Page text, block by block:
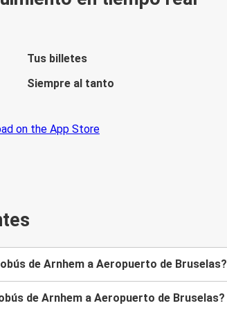
Tus billetes
Siempre al tanto
de Arnhem a Aeropuerto de Bruselas?
de Arnhem a Aeropuerto de Bruselas?